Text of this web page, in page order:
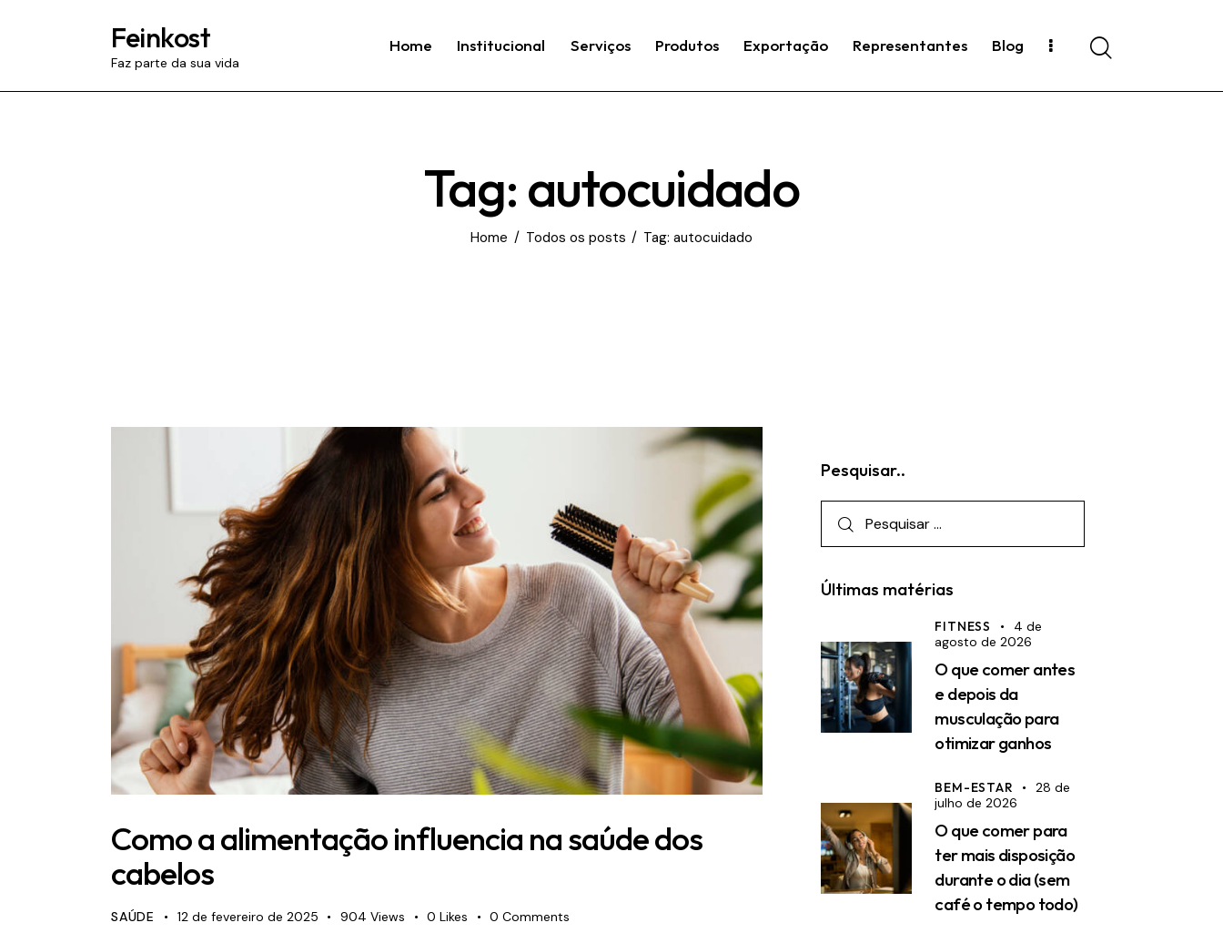
Feinkost
Faz parte da sua vida
Home Institucional Serviços Produtos Exportação Representantes Blog Search
Tag: autocuidado
Home Todos os posts Tag: autocuidado
Como a alimentação influencia na saúde dos
cabelos
SAÚDE 12 de fevereiro de 2025 904 Views 0 Likes 0 Comments
Pesquisar..
Pesquisar
Últimas matérias
FITNESS
4 de
agosto de 2026
O que comer antes
e depois da
musculação para
otimizar ganhos
BEM-ESTAR
28 de
julho de 2026
O que comer para
ter mais disposição
durante o dia (sem
café o tempo todo)